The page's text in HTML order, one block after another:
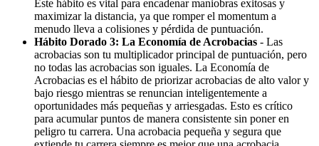
Este hábito es vital para encadenar maniobras exitosas y
maximizar la distancia, ya que romper el momentum a
menudo lleva a colisiones y pérdida de puntuación.
Hábito Dorado 3: La Economía de Acrobacias - Las
acrobacias son tu multiplicador principal de puntuación, pero
no todas las acrobacias son iguales. La Economía de
Acrobacias es el hábito de priorizar acrobacias de alto valor y
bajo riesgo mientras se renuncian inteligentemente a
oportunidades más pequeñas y arriesgadas. Esto es crítico
para acumular puntos de manera consistente sin poner en
peligro tu carrera. Una acrobacia pequeña y segura que